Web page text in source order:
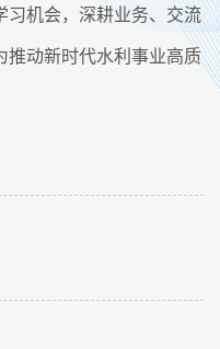
习机会，深耕业务、交流
推动新时代水利事业高质